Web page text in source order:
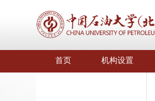
首页 机构设置